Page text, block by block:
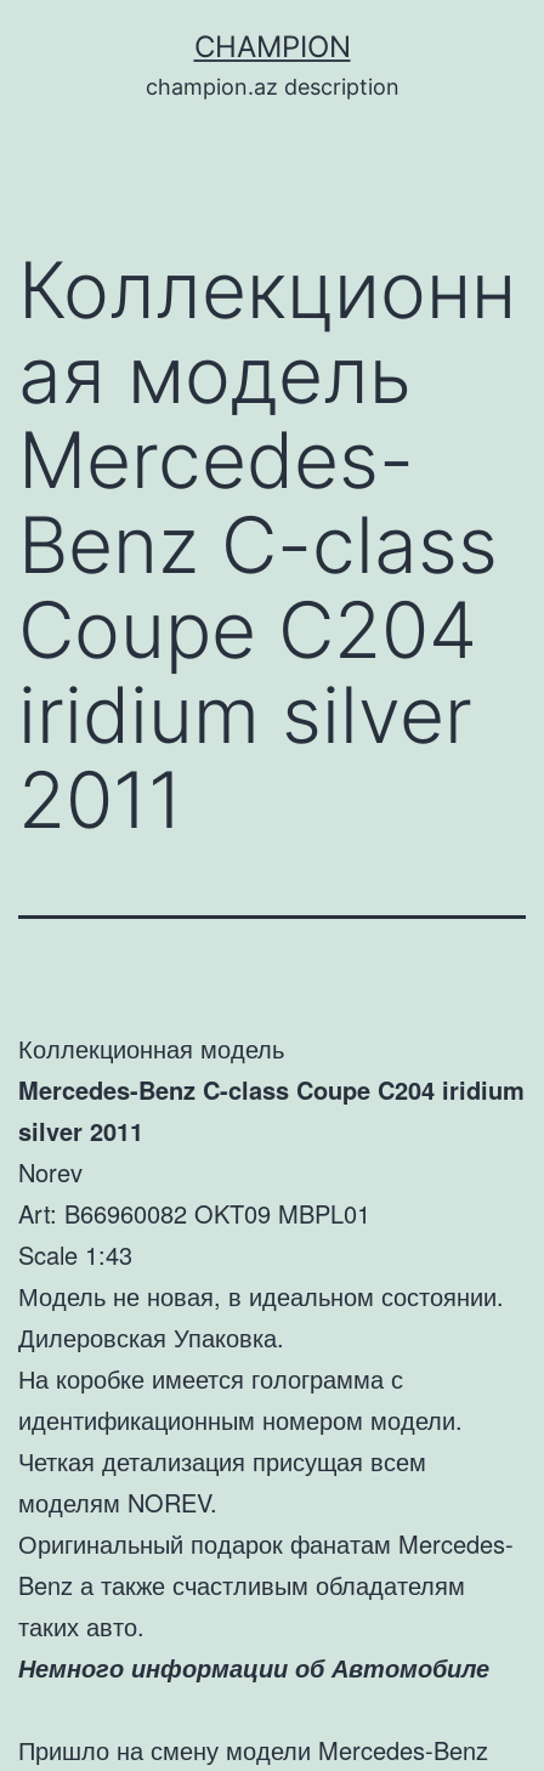
содержимому
CHAMPION
champion.az description
Коллекционн
ая модель
Mercedes-
Benz C-class
Coupe C204
iridium silver
2011
Коллекционная модель
Mercedes-Benz C-class Coupe C204 iridium
silver 2011
Norev
Art: B66960082 OKT09 MBPL01
Scale 1:43
Модель не новая, в идеальном состоянии.
Дилеровская Упаковка.
На коробке имеется голограмма с
идентификационным номером модели.
Четкая детализация присущая всем
моделям NOREV.
Оригинальный подарок фанатам Mercedes-
Benz а также счастливым обладателям
таких авто.
Немного информации об Автомобиле
Пришло на смену модели Mercedes-Benz